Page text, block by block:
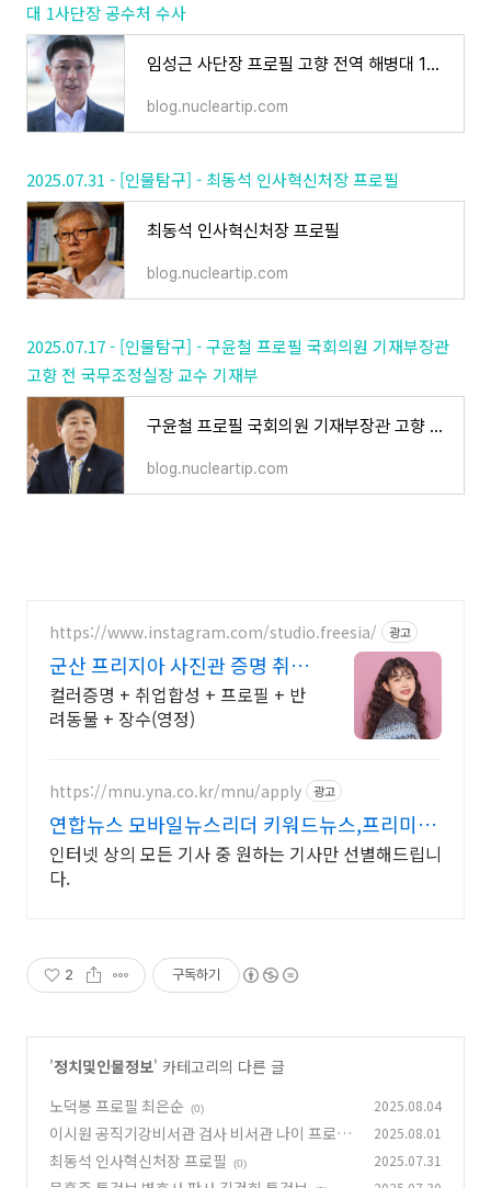
대 1사단장 공수처 수사
임성근 사단장 프로필 고향 전역 해병대 1사단장 공수처 수사
blog.nucleartip.com
2025.07.31 - [인물탐구] - 최동석 인사혁신처장 프로필
최동석 인사혁신처장 프로필
blog.nucleartip.com
2025.07.17 - [인물탐구] - 구윤철 프로필 국회의원 기재부장관
고향 전 국무조정실장 교수 기재부
구윤철 프로필 국회의원 기재부장관 고향 전 국무조정실장 교수 기재부
blog.nucleartip.com
https://www.instagram.com/studio.freesia/ 광고
군산 프리지아 사진관 증명 취업
장수(영정)
컬러증명 + 취업합성 + 프로필 + 반
려동물 + 장수(영정)
https://mnu.yna.co.kr/mnu/apply 광고
연합뉴스 모바일뉴스리더 키워드뉴스,프리미엄
인물검색
인터넷 상의 모든 기사 중 원하는 기사만 선별해드립니
다.
2 구독하기
'정치및인물정보' 카테고리의 다른 글
노덕봉 프로필 최은순
(0) 2025.08.04
이시원 공직기강비서관 검사 비서관 나이 프로필
(0)
2025.08.01
최동석 인사혁신처장 프로필 (0) 2025.07.31